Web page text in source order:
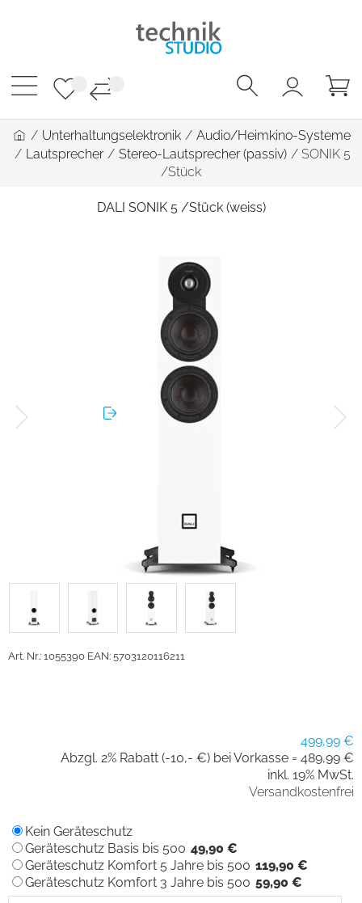
/ Unterhaltungselektronik / Audio/Heimkino-Systeme
/ Lautsprecher / Stereo-Lautsprecher (passiv) / SONIK 5
/Stück
DALI SONIK 5 /Stück (weiss)
Art. Nr.: 1055390 EAN: 5703120116211
499,99 €
Abzgl. 2% Rabatt (-10,- €) bei Vorkasse = 489,99 €
inkl. 19% MwSt.
Versandkostenfrei
Kein Geräteschutz
Geräteschutz Basis bis 500 49,90 €
Geräteschutz Komfort 5 Jahre bis 500 119,90 €
Geräteschutz Komfort 3 Jahre bis 500 59,90 €